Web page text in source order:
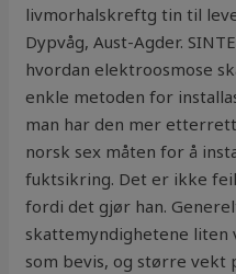
livmorhalskreftg tin til
Dypvåg, Aust-Agder.
hvordan elektroosmose
enkle metoden for
man har den mer
norsk sex måten for å
fuktsikring. Det er ikke
fordi det gjør han.
skattemyndighetene
som bevis, og større vekt